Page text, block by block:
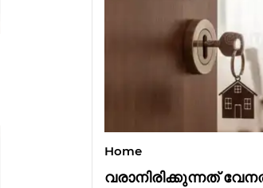
Home
വരാനിരിക്കുന്നത്